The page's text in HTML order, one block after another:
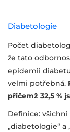
Diabetologie
Počet
že tato
epidemii
velmi potřebná.
přičemž 32,5 %
Definice:
„diabetologie“